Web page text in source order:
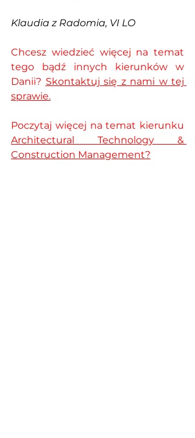
Klaudia z Radomia, VI LO
Chcesz wiedzieć więcej na temat
tego bądź innych kierunków w
Danii? Skontaktuj się z nami w tej
sprawie.
Architectural Technology &
Construction Management?